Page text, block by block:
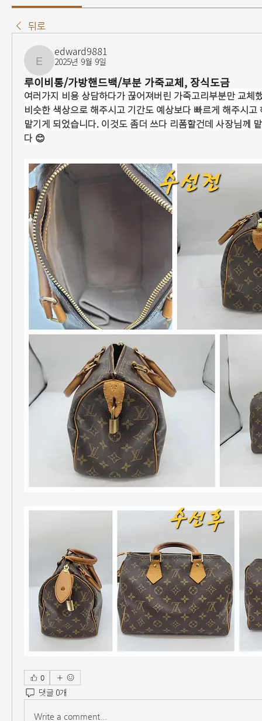
뒤로
edward9881
edward9881
2025년 9월 9일
루이비통/가방핸드백/부분 가죽교체, 장식도금
여러가지 비용 상담하다가 끊어져버린 가죽고리부분만 교체
비슷한 색상으로 해주시고 기간도 예상보다 빠르게 해주시고
맡기게 되었습니다. 이것도 좀더 쓰다 리폼할건데 사장님께
다 😊
0
댓글 0개
Write a comment...